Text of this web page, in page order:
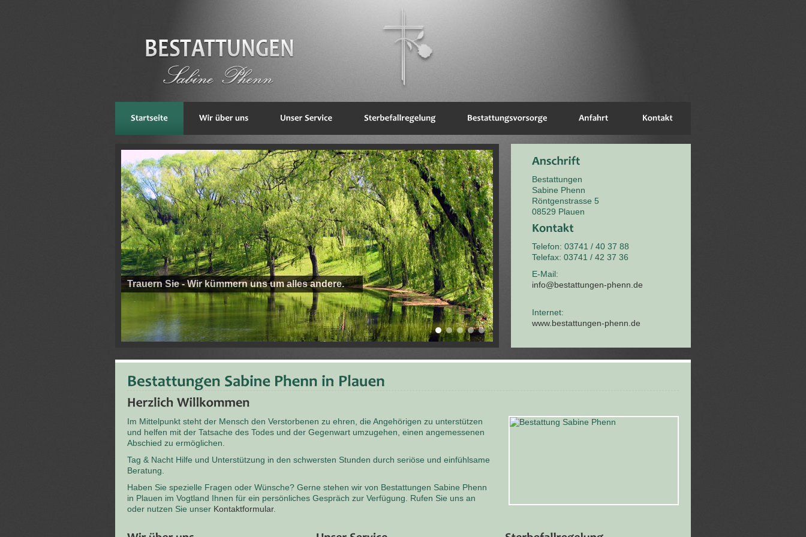
Bestattungen
Sabine Phenn
Röntgenstrasse 5
08529 Plauen
Telefon: 03741 / 40 37 88
Telefax: 03741 / 42 37 36
E-Mail:
info@bestattungen-phenn.de
Internet:
www.bestattungen-phenn.de
Trauern Sie - Wir kümmern uns um alles andere.
Im Mittelpunkt steht der Mensch den Verstorbenen zu ehren, die Angehörigen zu unterstützen
und helfen mit der Tatsache des Todes und der Gegenwart umzugehen, einen angemessenen
Abschied zu ermöglichen.
Tag & Nacht Hilfe und Unterstützung in den schwersten Stunden durch seriöse und einfühlsame
Beratung.
Haben Sie spezielle Fragen oder Wünsche? Gerne stehen wir von Bestattungen Sabine Phenn
in Plauen im Vogtland Ihnen für ein persönliches Gespräch zur Verfügung. Rufen Sie uns an
oder nutzen Sie unser Kontaktformular.